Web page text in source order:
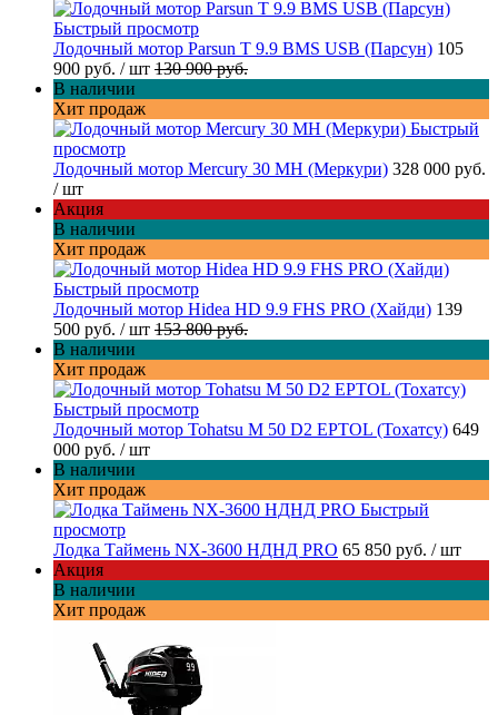
Быстрый просмотр
Лодочный мотор Parsun T 9.9 BMS USB (Парсун) 105
900 руб. / шт 130 900 руб.
В наличии
Хит продаж
Быстрый
просмотр
Лодочный мотор Mercury 30 MH (Меркури) 328 000 руб.
/ шт
Акция
В наличии
Хит продаж
Быстрый просмотр
Лодочный мотор Hidea HD 9.9 FHS PRO (Хайди) 139
500 руб. / шт 153 800 руб.
В наличии
Хит продаж
Быстрый просмотр
Лодочный мотор Tohatsu M 50 D2 EPTOL (Тохатсу) 649
000 руб. / шт
В наличии
Хит продаж
Быстрый
просмотр
Лодка Таймень NX-3600 НДНД PRO 65 850 руб. / шт
Акция
В наличии
Хит продаж